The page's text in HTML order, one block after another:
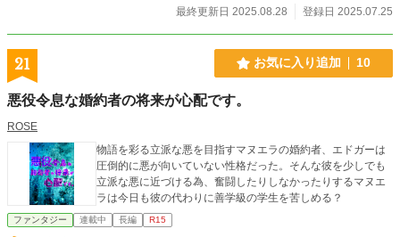
最終更新日 2025.08.28
登録日 2025.07.25
21 お気に入り追加 10
悪役令息な婚約者の将来が心配です。
ROSE
物語を彩る立派な悪を目指すマヌエラの婚約者、エドガーは
圧倒的に悪が向いていない性格だった。そんな彼を少しでも
立派な悪に近づける為、奮闘したりしなかったりするマヌエ
ラは今日も彼の代わりに善学級の学生を苦しめる？
ファンタジー 連載中 長編 R15